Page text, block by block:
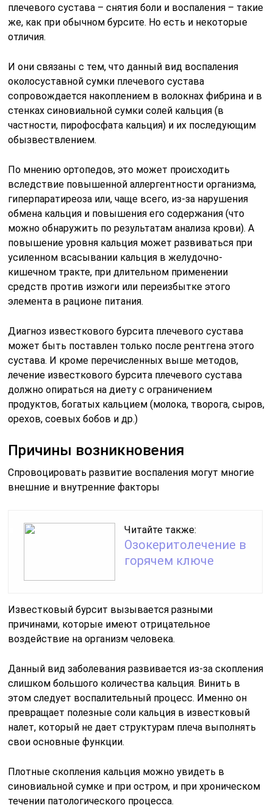
плечевого сустава – снятия боли и воспаления – такие
же, как при обычном бурсите. Но есть и некоторые
отличия.
И они связаны с тем, что данный вид воспаления
околосуставной сумки плечевого сустава
сопровождается накоплением в волокнах фибрина и в
стенках синовиальной сумки солей кальция (в
частности, пирофосфата кальция) и их последующим
обызвествлением.
По мнению ортопедов, это может происходить
вследствие повышенной аллергентности организма,
гиперпаратиреоза или, чаще всего, из-за нарушения
обмена кальция и повышения его содержания (что
можно обнаружить по результатам анализа крови). А
повышение уровня кальция может развиваться при
усиленном всасывании кальция в желудочно-
кишечном тракте, при длительном применении
средств против изжоги или переизбытке этого
элемента в рационе питания.
Диагноз известкового бурсита плечевого сустава
может быть поставлен только после рентгена этого
сустава. И кроме перечисленных выше методов,
лечение известкового бурсита плечевого сустава
должно опираться на диету с ограничением
продуктов, богатых кальцием (молока, творога, сыров,
орехов, соевых бобов и др.)
Причины возникновения
Спровоцировать развитие воспаления могут многие
внешние и внутренние факторы
Читайте также:
Озокеритолечение в
горячем ключе
Известковый бурсит вызывается разными
причинами, которые имеют отрицательное
воздействие на организм человека.
Данный вид заболевания развивается из-за скопления
слишком большого количества кальция. Винить в
этом следует воспалительный процесс. Именно он
превращает полезные соли кальция в известковый
налет, который не дает структурам плеча выполнять
свои основные функции.
Плотные скопления кальция можно увидеть в
синовиальной сумке и при остром, и при хроническом
течении патологического процесса.